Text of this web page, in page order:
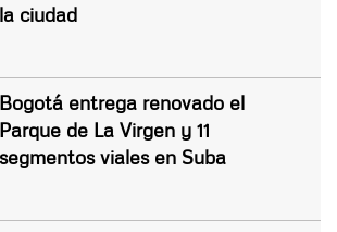
la ciudad
Bogotá entrega renovado el
Parque de La Virgen y 11
segmentos viales en Suba